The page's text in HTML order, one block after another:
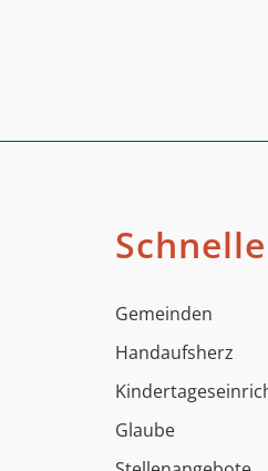
Gemeinden
Handaufsherz
Glaube